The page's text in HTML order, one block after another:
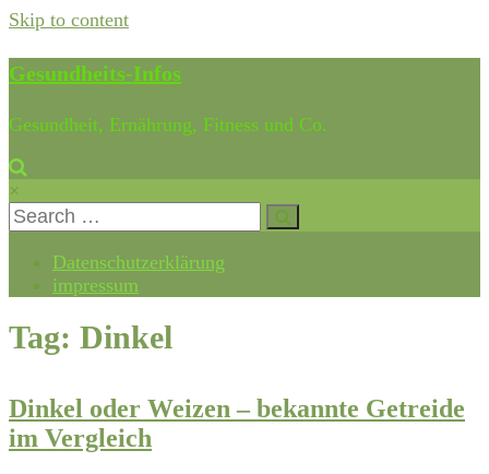
Skip to content
Gesundheits-Infos
Gesundheit, Ernährung, Fitness und Co.
×
Datenschutzerklärung
impressum
Tag: Dinkel
Dinkel oder Weizen – bekannte Getreide
im Vergleich